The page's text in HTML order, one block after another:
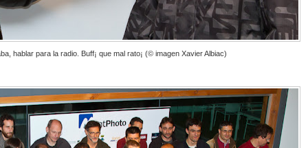
hablar para la radio. Buff¡ que mal rato¡ (© imagen Xavier Albiac)